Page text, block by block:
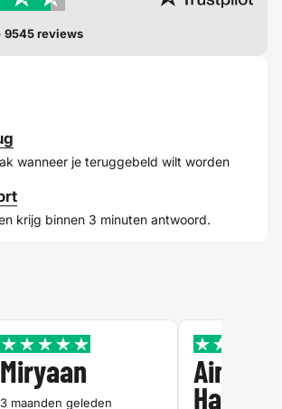
9545 reviews
wanneer je teruggebeld wilt worden
krijg binnen 3 minuten antwoord.
Miryaan
3 maanden geleden
Aimee
Haard